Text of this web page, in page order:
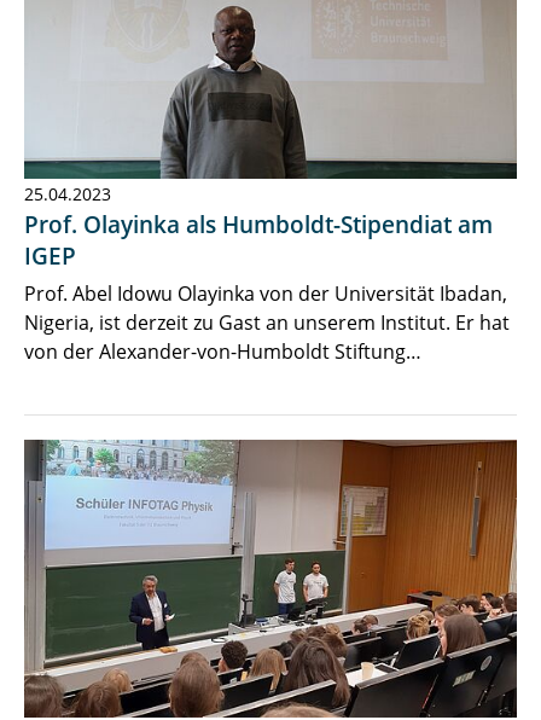
25.04.2023
Prof. Olayinka als Humboldt-Stipendiat am
IGEP
Prof. Abel Idowu Olayinka von der Universität Ibadan,
Nigeria, ist derzeit zu Gast an unserem Institut. Er hat
von der Alexander-von-Humboldt Stiftung…